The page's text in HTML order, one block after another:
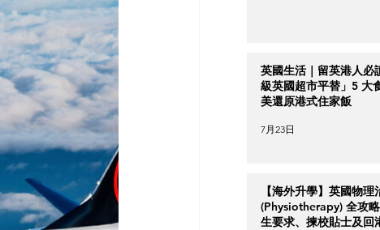
英國生活｜留英港人必
級英國超市平替」5 大
美還原港式住家飯
7月23日
【海外升學】英國物理
(Physiotherapy) 全攻
生要求、揀校貼士及回